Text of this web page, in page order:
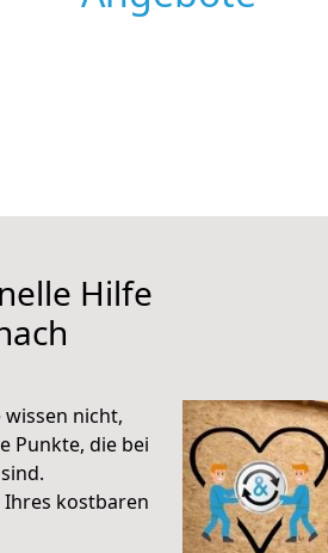
Hilfe
nicht,
Punkte, die bei
kostbaren